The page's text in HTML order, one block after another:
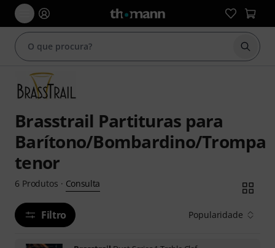
Iniciar
Brasstrail Partituras para
Barítono/Bombardino/Trompa
tenor
6 Produtos · Consulta
Filtro Popularidade